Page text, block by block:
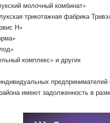
молочный комбинат»
трикотажная фабрика
Н»
комплекс» и других
имеют задолженность в